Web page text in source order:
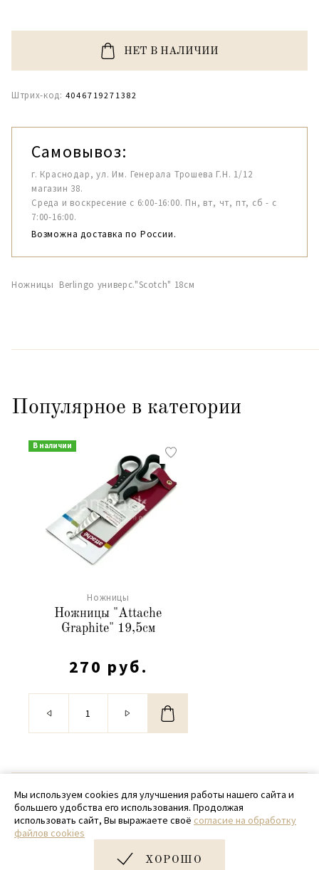
НЕТ В НАЛИЧИИ
Штрих-код: 4046719271382
Самовывоз:
г. Краснодар, ул. Им. Генерала Трошева Г.Н. 1/12
магазин 38.
Среда и воскресение с 6:00-16:00. Пн, вт, чт, пт, сб - с
7:00-16:00.
Возможна доставка по России.
Ножницы Berlingo универс."Scotch" 18см
Популярное в категории
В наличии
Ножницы
Ножницы "Attache
Graphite" 19,5см
270 руб.
© 2020 - 2026 SamPack
+ 7 (918) 699-97-87
zakaz@sampack.store
Мы используем cookies для улучшения работы нашего сайта и
большего удобства его использования. Продолжая
использовать сайт, Вы выражаете своё согласие на обработку
файлов cookies
ХОРОШО